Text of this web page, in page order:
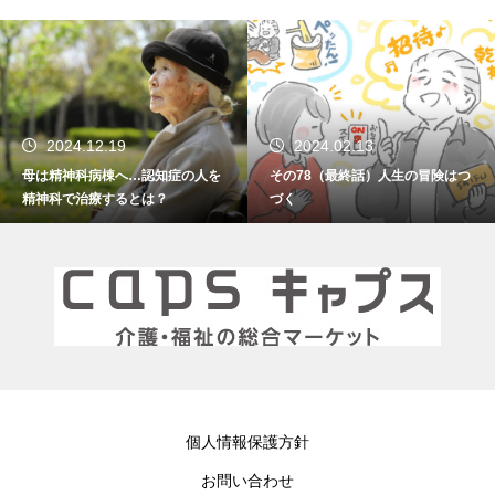
2024.02.13
その78（最終話）人生の冒険はつ
づく
2024.01.15
その77 振り返れば笑門来福
個人情報保護方針
お問い合わせ